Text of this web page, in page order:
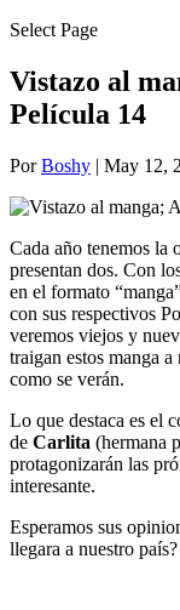
Select Page
Vistazo al
Película 14
PorBoshy | May 12,
Cada año tenemos la
presentan dos. Con
en el formato
con sus respectivos
veremos viejos y
traigan estos manga
como se verán.
Lo que destaca es el
de Carlita (hermana
protagonizarán las
interesante.
Esperamos sus
llegara a nuestro país?